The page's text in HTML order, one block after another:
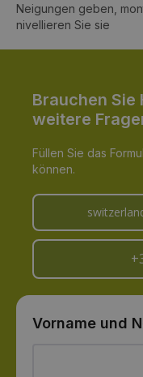
Neigungen geben,
nivellieren Sie sie
Brauchen Sie
weitere
Füllen Sie das
können.
Vorname und